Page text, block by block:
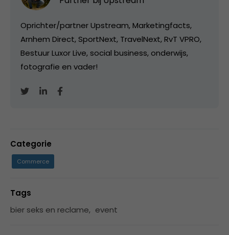
Oprichter/partner Upstream, Marketingfacts,
Arnhem Direct, SportNext, TravelNext, RvT VPRO,
Bestuur Luxor Live, social business, onderwijs,
fotografie en vader!
Categorie
Commerce
Tags
bier seks en reclame, event